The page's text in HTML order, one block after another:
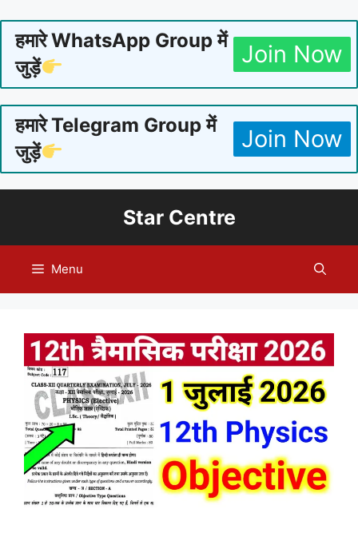
हमारे WhatsApp Group में
जुड़ें
Join Now
हमारे Telegram Group में
जुड़ें
Join Now
Star Centre
Menu